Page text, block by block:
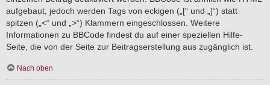
aufgebaut, jedoch werden Tags von eckigen („[“ und „]“) statt
spitzen („<“ und „>“) Klammern eingeschlossen. Weitere
Informationen zu BBCode findest du auf einer speziellen Hilfe-
Seite, die von der Seite zur Beitragserstellung aus zugänglich ist.
Nach oben